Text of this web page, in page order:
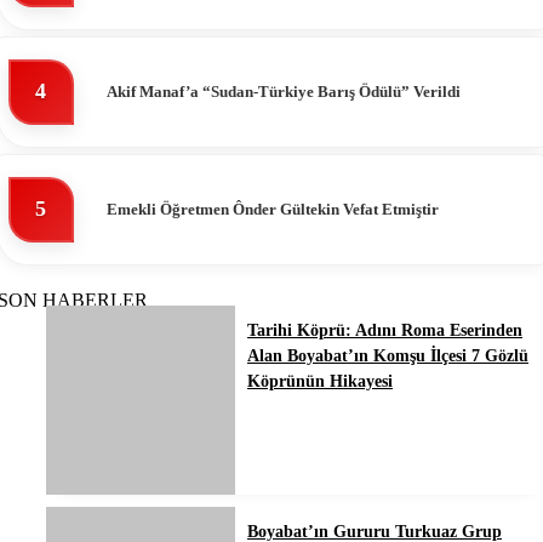
4 Akif Manaf’a “Sudan-Türkiye Barış Ödülü” Verildi
5 Emekli Öğretmen Ônder Gültekin Vefat Etmiştir
HABERLER
Tarihi Köprü: Adını Roma Eserinden
Alan Boyabat’ın Komşu İlçesi 7 Gözlü
Köprünün Hikayesi
Boyabat’ın Gururu Turkuaz Grup